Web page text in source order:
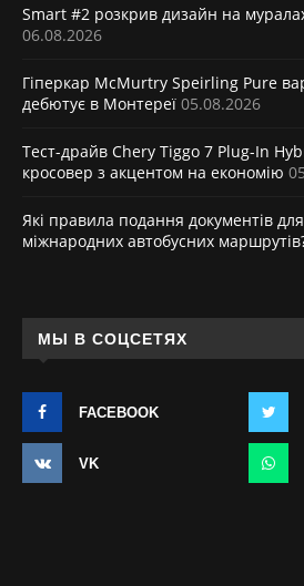
Smart #2 розкрив дизайн на
06.08.2026
Гіперкар McMurtry Speirling Pure
дебютує в Монтереї 05.08.2026
Тест-драйв Chery Tiggo 7 Plug-In
кросовер з акцентом на економію
Які правила подання документів
міжнародних автобусних
МЫ В СОЦСЕТЯХ
FACEBOOK
VK